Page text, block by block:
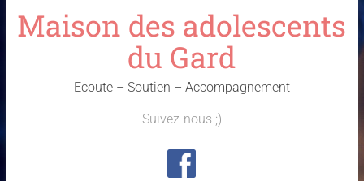
Maison des adolescents
du Gard
Ecoute – Soutien – Accompagnement
Suivez-nous ;)